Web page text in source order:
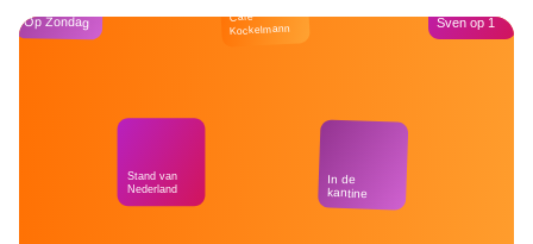
Op Zondag
Stand van
Nederland
Café
Kockelmann
In de
kantine
Sven op 1